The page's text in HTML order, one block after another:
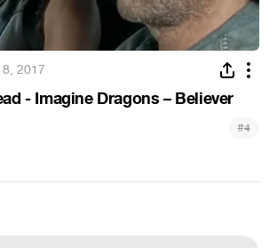
2017
- Imagine Dragons – Believer
#4